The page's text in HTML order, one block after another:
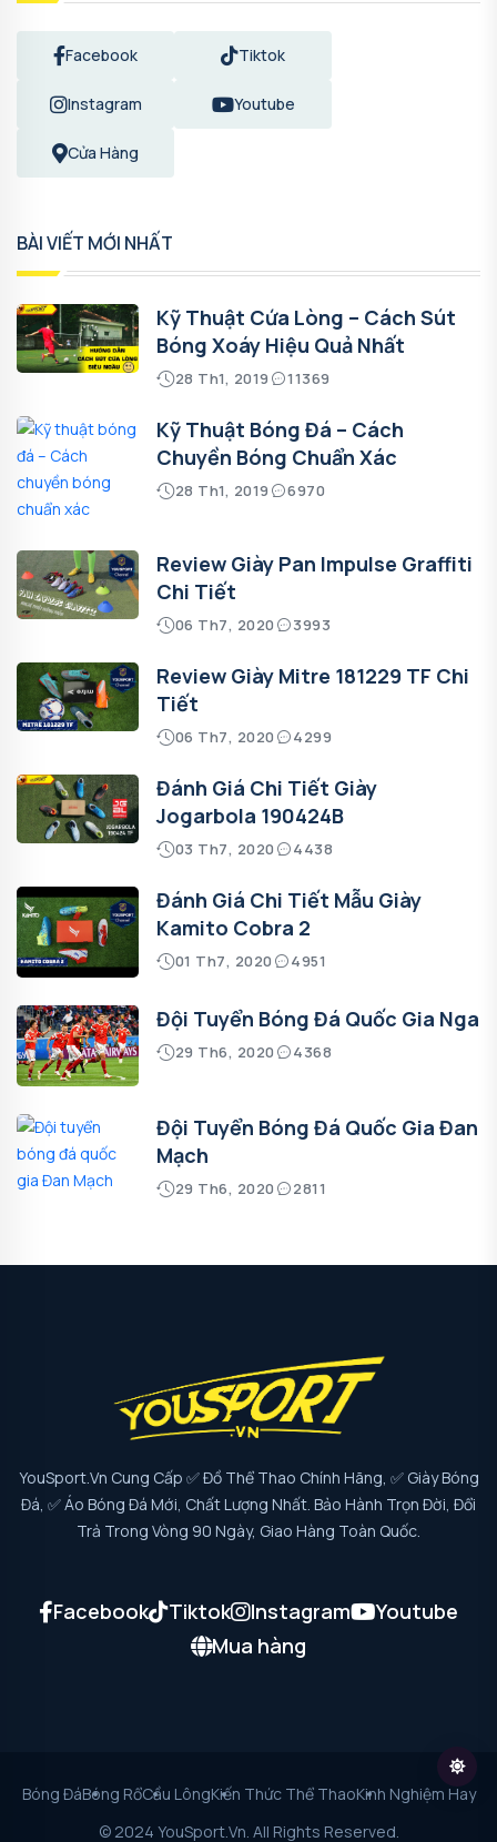
Facebook Tiktok
Instagram Youtube
Cửa Hàng
BÀI VIẾT MỚI NHẤT
Kỹ Thuật Cứa Lòng – Cách Sút
Bóng Xoáy Hiệu Quả Nhất
28 Th1, 2019 11369
Kỹ Thuật Bóng Đá – Cách
Chuyền Bóng Chuẩn Xác
28 Th1, 2019 6970
Review Giày Pan Impulse Graffiti
Chi Tiết
06 Th7, 2020 3993
Review Giày Mitre 181229 TF Chi
Tiết
06 Th7, 2020 4299
Đánh Giá Chi Tiết Giày
Jogarbola 190424B
03 Th7, 2020 4438
Đánh Giá Chi Tiết Mẫu Giày
Kamito Cobra 2
01 Th7, 2020 4951
Đội Tuyển Bóng Đá Quốc Gia Nga
29 Th6, 2020 4368
Đội Tuyển Bóng Đá Quốc Gia Đan
Mạch
29 Th6, 2020 2811
YouSport.vn Cung Cấp ✅ Đồ Thể Thao Chính Hãng, ✅ Giày Bóng
Đá, ✅ Áo Bóng Đá Mới, Chất Lượng Nhất. Bảo Hành Trọn Đời, Đổi
Trả Trong Vòng 90 Ngày, Giao Hàng Toàn Quốc.
Facebook Tiktok Instagram
Youtube
Mua hàng
Bóng ĐáBóng RổCầu LôngKiến Thức Thể ThaoKinh Nghiệm Hay
© 2024 YouSport.vn. All Rights Reserved.